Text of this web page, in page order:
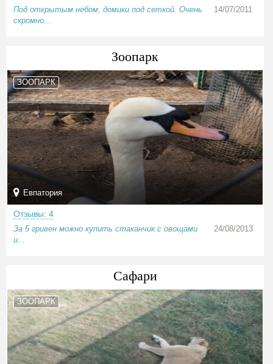
Под открытым небом, домики под сеткой. Очень
скромно...
14/07/2011
Зоопарк
ЗООПАРК
Евпатория
Отзывы: 4
За 5 гривен можно купить стаканчик с овощами
и...
24/08/2013
Сафари
ЗООПАРК